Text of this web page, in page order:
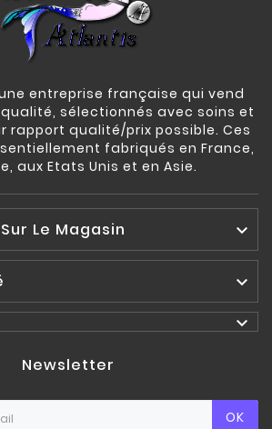
entreprise française qui vend
sélectionnés avec soins et
rapport qualité/prix possible. Ces
fabriqués en France,
aux Etats Unis et en Asie.
Le Magasin 


Newsletter
OK